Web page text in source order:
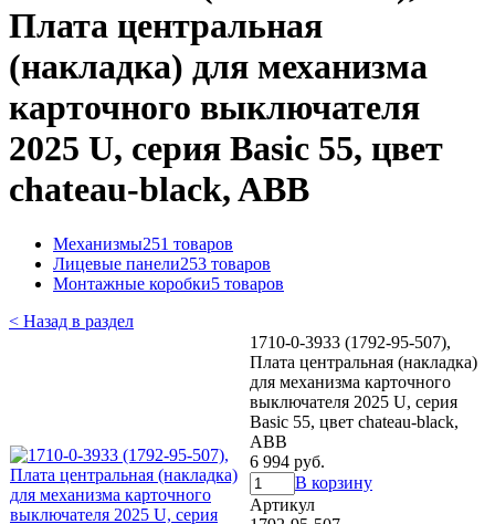
Плата центральная
(накладка) для механизма
карточного выключателя
2025 U, серия Basic 55, цвет
chateau-black, ABB
Механизмы251 товаров
Лицевые панели253 товаров
Монтажные коробки5 товаров
< Назад в раздел
1710-0-3933 (1792-95-507),
Плата центральная (накладка)
для механизма карточного
выключателя 2025 U, серия
Basic 55, цвет chateau-black,
ABB
6 994 руб.
В корзину
Артикул